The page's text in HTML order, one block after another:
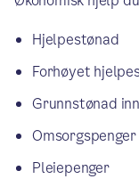
Hjelpestønad
Forhøyet
Grunnstønad
Omsorgspenger
Pleiepenger